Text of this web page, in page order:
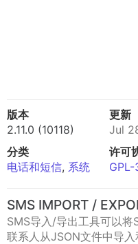
版本
2.11.0 (10118)
更新
Jul
分类
电话和短信, 系统
许可
SMS IMPORT /
SMS导入/导出工具可以将
联系人从JSON文件中导